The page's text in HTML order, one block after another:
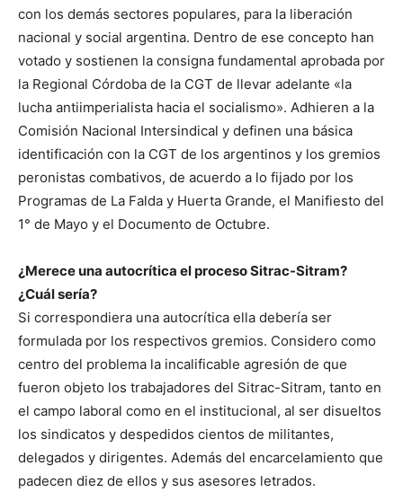
con los demás sectores populares, para la liberación
nacional y social argentina. Dentro de ese concepto han
votado y sostienen la consigna fundamental aprobada por
la Regional Córdoba de la CGT de llevar adelante «la
lucha antiimperialista hacia el socialismo». Adhieren a la
Comisión Nacional Intersindical y definen una básica
identificación con la CGT de los argentinos y los gremios
peronistas combativos, de acuerdo a lo fijado por los
Programas de La Falda y Huerta Grande, el Manifiesto del
1° de Mayo y el Documento de Octubre.
¿Merece una autocrítica el proceso Sitrac-Sitram?
¿Cuál sería?
Si correspondiera una autocrítica ella debería ser
formulada por los respectivos gremios. Considero como
centro del problema la incalificable agresión de que
fueron objeto los trabajadores del Sitrac-Sitram, tanto en
el campo laboral como en el institucional, al ser disueltos
los sindicatos y despedidos cientos de militantes,
delegados y dirigentes. Además del encarcelamiento que
padecen diez de ellos y sus asesores letrados.